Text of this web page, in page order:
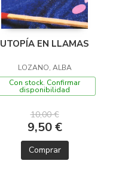
UTOPÍA EN LLAMAS
LOZANO, ALBA
Con stock. Confirmar
disponibilidad
10,00 €
9,50 €
Comprar